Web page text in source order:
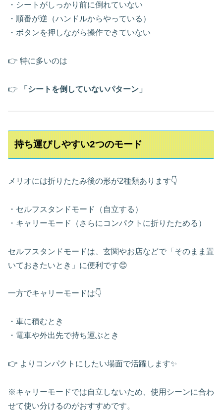
・シートがしっかり前に倒れていない
・順番が逆（ハンドルからやっている）
・ボタンを押しながら操作できていない
👉 特に多いのは
👉 「シートを倒していないパターン」
持ち運びしやすい2つのモード
メリオには折りたたみ後の形が2種類あります👇
・セルフスタンドモード（自立する）
・キャリーモード（さらにコンパクトに折りたためる）
セルフスタンドモードは、玄関やお店などで「そのまま置
いておきたいとき」に便利です😊
一方でキャリーモードは👇
・車に積むとき
・電車や外出先で持ち運ぶとき
👉 よりコンパクトにしたい場面で活躍します✨
※キャリーモードでは自立しないため、使用シーンに合わ
せて使い分けるのがおすすめです。